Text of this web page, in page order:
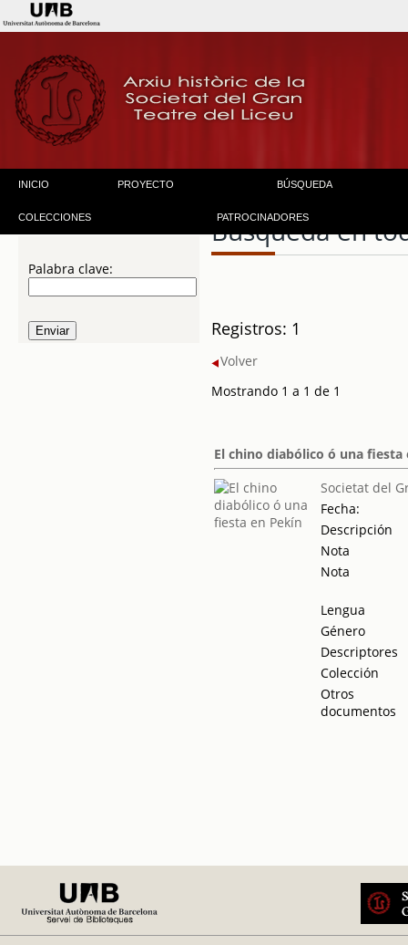
INICIO PROYECTO BÚSQUEDA
COLECCIONES PATROCINADORES
Palabra clave:
Búsqueda en
Registros: 1
Volver
Mostrando 1 a 1 de 1
El chino diabólico ó una fiesta
Societat del
Fecha:
Descripción
Nota
Nota
Lengua
Género
Descriptores
Colección
Otros
documentos